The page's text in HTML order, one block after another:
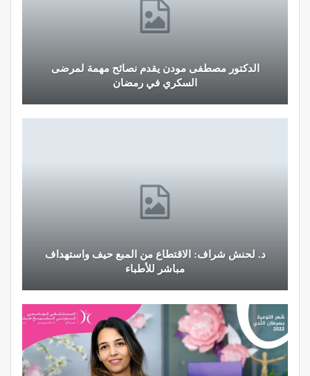
الدكتور مصطفى مودن يقدم نصائح مهمة لمرضى
السكري في رمضان
د. لحنش شراف: الاقتطاع من المبع حيف واستهداف
مباشر للأطباء